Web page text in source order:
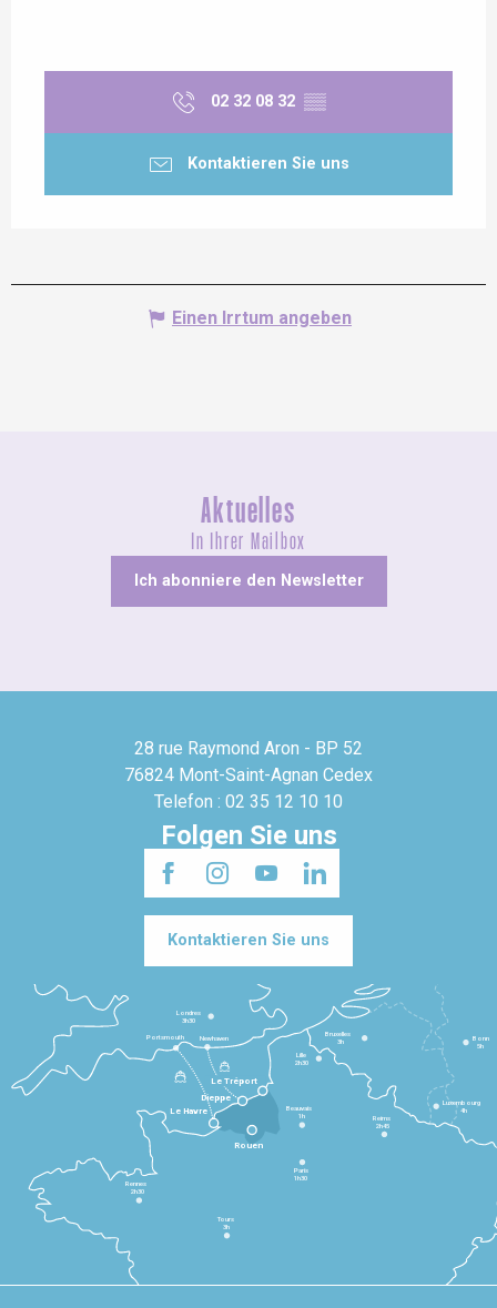
02 32 08 32 ▒▒
Kontaktieren Sie uns
Einen Irrtum angeben
Aktuelles
In Ihrer Mailbox
Ich abonniere den Newsletter
28 rue Raymond Aron - BP 52
76824 Mont-Saint-Agnan Cedex
Telefon : 02 35 12 10 10
Folgen Sie uns
Kontaktieren Sie uns
Le Havre
Dieppe
Le Tréport
Rennes
2h30
Tours
3h
Paris
1h30
Beauvais
1h
Reims
2h45
Lille
2h30
Bruxelles
3h
Londres
3h30
Newhaven
Portsmouth
Bonn
5h
Luxembourg
4h
Rouen